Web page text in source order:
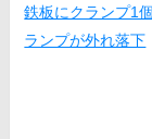
鉄板にクランプ1
ランプが外れ落下